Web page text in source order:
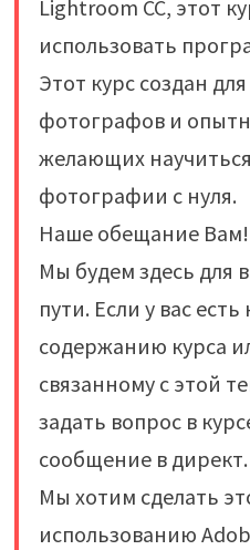
Lightroom CC, этот
использовать
Этот курс создан
фотографов и
желающих
фотографии с нуля.
Наше обещание Вам!
Мы будем здесь для
пути. Если у вас
содержанию курса
связанному с этой
задать вопрос в
сообщение в директ.
Мы хотим сделать
использованию